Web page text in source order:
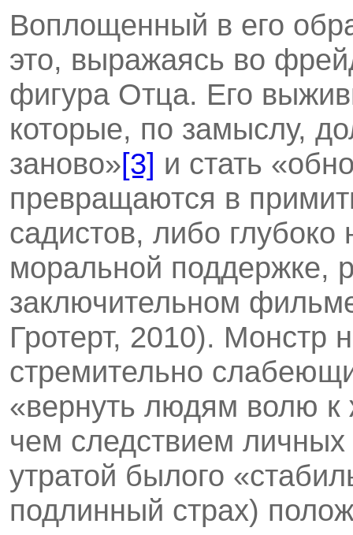
Воплощенный в его
это, выражаясь во
фигура Отца. Его
которые, по замыслу,
заново»[3] и стать
превращаются в
садистов, либо
моральной поддержке,
заключительном
Гротерт, 2010). Монстр
стремительно
«вернуть людям волю к
чем следствием
утратой былого
подлинный страх)